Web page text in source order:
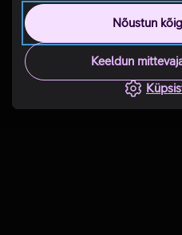
Nõustun
Keeldun